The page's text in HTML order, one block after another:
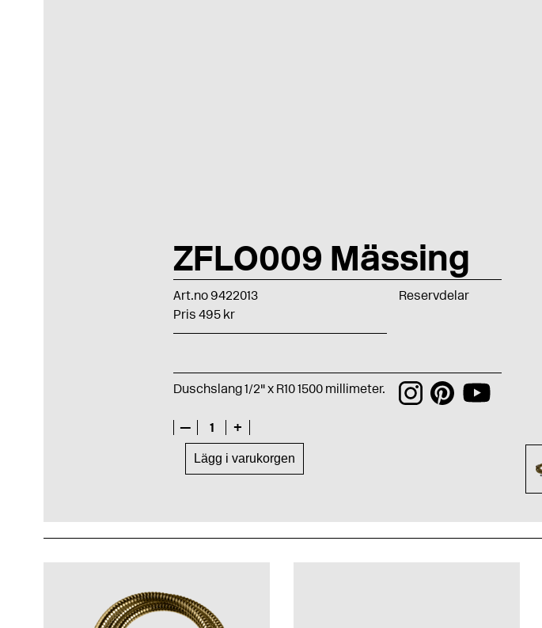
ZFLO009 Mässing
Art.no 9422013
Pris 495 kr
Reservdelar
Duschslang 1/2" x R10 1500 millimeter.
— 1 +
Lägg i varukorgen